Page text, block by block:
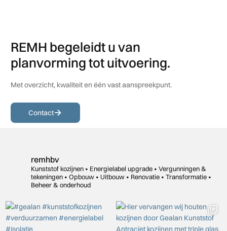
REMH begeleidt u van
planvorming tot uitvoering.
Met overzicht, kwaliteit en één vast aanspreekpunt.
Contact
remhbv
Kunststof kozijnen • Energielabel upgrade • Vergunningen &
tekeningen • Opbouw • Uitbouw • Renovatie • Transformatie •
Beheer & onderhoud